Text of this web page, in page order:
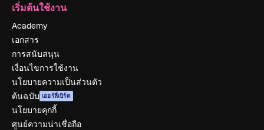
เริ่มต้นใช้งาน
Academy
เอกสาร
การสนับสนุน
เงื่อนไขการใช้งาน
นโยบายความเป็นส่วนตัว
ต้นฉบับ เออร์ลี่เบิร์ด
นโยบายคุกกี้
ศูนย์ความน่าเชื่อถือ